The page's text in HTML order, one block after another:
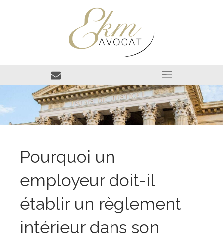
Pourquoi un
employeur doit-il
établir un règlement
intérieur dans son